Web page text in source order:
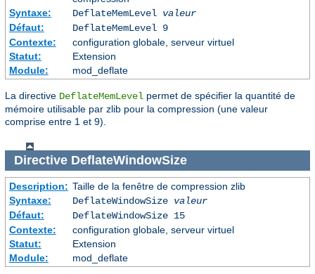
Syntaxe:
DeflateMemLevel valeur
Défaut:
DeflateMemLevel 9
Contexte:
configuration globale, serveur virtuel
Statut:
Extension
Module:
mod_deflate
La directive DeflateMemLevel permet de spécifier la quantité de
mémoire utilisable par zlib pour la compression (une valeur
comprise entre 1 et 9).
Directive DeflateWindowSize
Description: Taille de la fenêtre de compression zlib
Syntaxe:
DeflateWindowSize valeur
Défaut:
DeflateWindowSize 15
Contexte:
configuration globale, serveur virtuel
Statut:
Extension
Module:
mod_deflate